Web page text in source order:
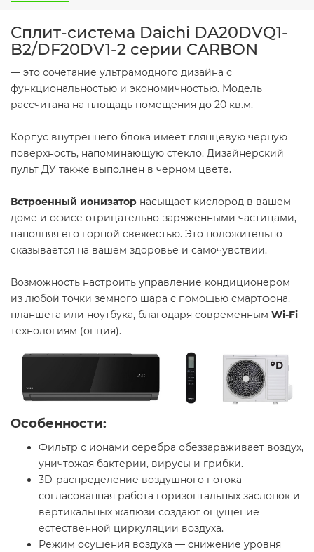
Сплит-система Daichi DA20DVQ1-
B2/DF20DV1-2 серии CARBON
— это сочетание ультрамодного дизайна с
функциональностью и экономичностью. Модель
рассчитана на площадь помещения до 20 кв.м.
Корпус внутреннего блока имеет глянцевую черную
поверхность, напоминающую стекло. Дизайнерский
пульт ДУ также выполнен в черном цвете.
Встроенный ионизатор насыщает кислород в вашем
доме и офисе отрицательно-заряженными частицами,
наполняя его горной свежестью. Это положительно
сказывается на вашем здоровье и самочувствии.
Возможность настроить управление кондиционером
из любой точки земного шара с помощью смартфона,
планшета или ноутбука, благодаря современным Wi-Fi
технологиям (опция).
Особенности:
Фильтр с ионами серебра обеззараживает воздух,
уничтожая бактерии, вирусы и грибки.
3D-распределение воздушного потока —
согласованная работа горизонтальных заслонок и
вертикальных жалюзи создают ощущение
естественной циркуляции воздуха.
Режим осушения воздуха — снижение уровня